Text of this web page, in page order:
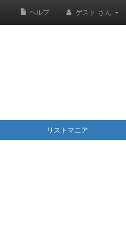
ヘルプ ゲスト さん
リストマニア